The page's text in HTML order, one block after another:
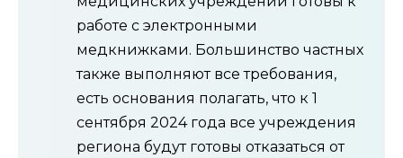
работе с электронными
медкнижками. Большинство частных
также выполняют все требования,
есть основания полагать, что к 1
сентября 2024 года все учреждения
региона будут готовы отказаться от